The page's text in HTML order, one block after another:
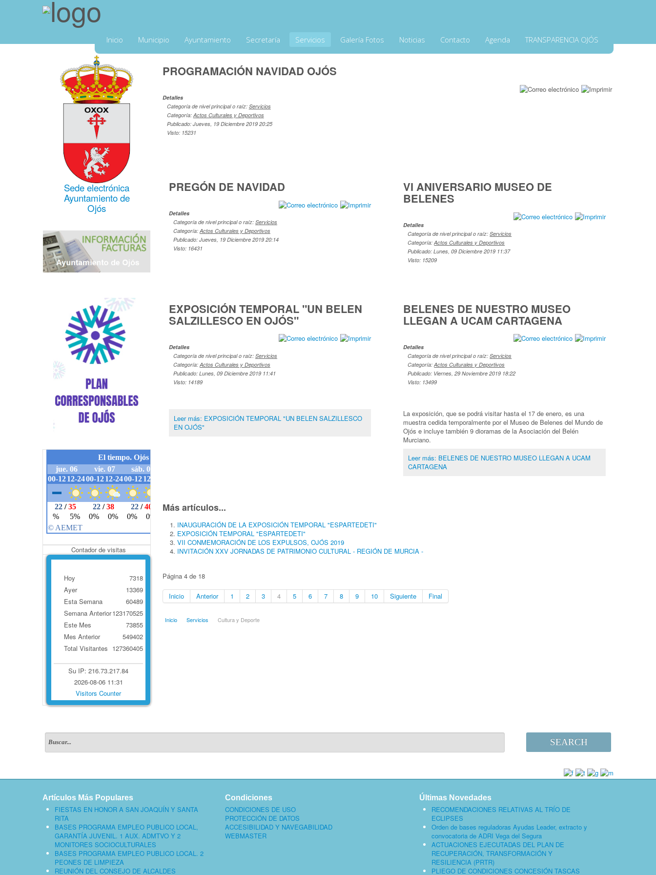
Inicio Municipio Ayuntamiento Secretaría Servicios Galería Fotos Noticias Contacto Agenda TRANSPARENCIA OJÓS
Sede electrónica
Ayuntamiento de
Ojós
Contador de visitas
Hoy
Ayer
Esta Semana
Semana Anterior
Este Mes
Mes Anterior
Total Visitantes
7318
13369
60489
123170525
73855
549402
127360405
Su IP: 216.73.217.84
2026-08-06 11:31
Visitors Counter
PROGRAMACIÓN NAVIDAD OJÓS
Detalles
Categoría de nivel principal o raíz: Servicios
Categoría: Actos Culturales y Deportivos
Publicado: Jueves, 19 Diciembre 2019 20:25
Visto: 15231
PREGÓN DE NAVIDAD
Detalles
Categoría de nivel principal o raíz: Servicios
Categoría: Actos Culturales y Deportivos
Publicado: Jueves, 19 Diciembre 2019 20:14
Visto: 16431
VI ANIVERSARIO MUSEO DE
BELENES
Detalles
Categoría de nivel principal o raíz:Servicios
Categoría:Actos Culturales y Deportivos
Publicado: Lunes, 09 Diciembre 2019 11:37
Visto: 15209
EXPOSICIÓN TEMPORAL "UN BELEN
SALZILLESCO EN OJÓS"
Detalles
Categoría de nivel principal o raíz: Servicios
Categoría: Actos Culturales y Deportivos
Publicado: Lunes, 09 Diciembre 2019 11:41
Visto: 14189
Leer más: EXPOSICIÓN TEMPORAL "UN BELEN SALZILLESCO
EN OJÓS"
BELENES DE NUESTRO MUSEO
LLEGAN A UCAM CARTAGENA
Detalles
Categoría de nivel principal o raíz:Servicios
Categoría:Actos Culturales y Deportivos
Publicado: Viernes, 29 Noviembre 2019 18:22
Visto: 13499
La exposición, que se podrá visitar hasta el 17 de enero, es una
muestra cedida temporalmente por el Museo de Belenes del Mundo de
Ojós e incluye también 9 dioramas de la Asociación del Belén
Murciano.
Leer más: BELENES DE NUESTRO MUSEO LLEGAN A UCAM
CARTAGENA
Más artículos...
INAUGURACIÓN DE LA EXPOSICIÓN TEMPORAL "ESPARTEDETI"
EXPOSICIÓN TEMPORAL "ESPARTEDETI"
VII CONMEMORACIÓN DE LOS EXPULSOS, OJÓS 2019
INVITACIÓN XXV JORNADAS DE PATRIMONIO CULTURAL - REGIÓN DE MURCIA -
Página 4 de 18
Inicio Anterior 1 2 3 4 5 6 7 8 9 10 Siguiente Final
Inicio Servicios Cultura y Deporte
SEARCH
Artículos Más Populares
FIESTAS EN HONOR A SAN JOAQUÍN Y SANTA
RITA
BASES PROGRAMA EMPLEO PUBLICO LOCAL,
GARANTÍA JUVENIL. 1 AUX. ADMTVO Y 2
MONITORES SOCIOCULTURALES
BASES PROGRAMA EMPLEO PUBLICO LOCAL. 2
PEONES DE LIMPIEZA
REUNIÓN DEL CONSEJO DE ALCALDES
Condiciones
CONDICIONES DE USO
PROTECCIÓN DE DATOS
ACCESIBILIDAD Y NAVEGABILIDAD
WEBMASTER
Últimas Novedades
RECOMENDACIONES RELATIVAS AL TRÍO DE
ECLIPSES
Orden de bases reguladoras Ayudas Leader, extracto y
convocatoria de ADRI Vega del Segura
ACTUACIONES EJECUTADAS DEL PLAN DE
RECUPERACIÓN, TRANSFORMACIÓN Y
RESILIENCIA (PRTR)
PLIEGO DE CONDICIONES CONCESIÓN TASCAS